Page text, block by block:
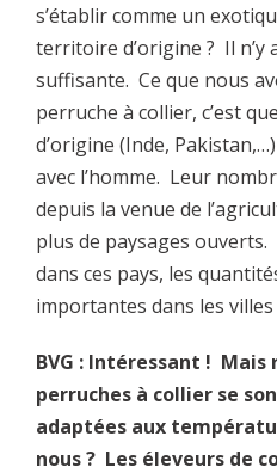
s’établir comme un
territoire d’origine ? Il n’y
suffisante. Ce que nous
perruche à collier, c’est
d’origine (Inde,
avec l’homme. Leur
depuis la venue de
plus de paysages
dans ces pays, les
importantes dans les villes
BVG : Intéressant !
perruches à collier se
adaptées aux
nous ? Les éleveurs de